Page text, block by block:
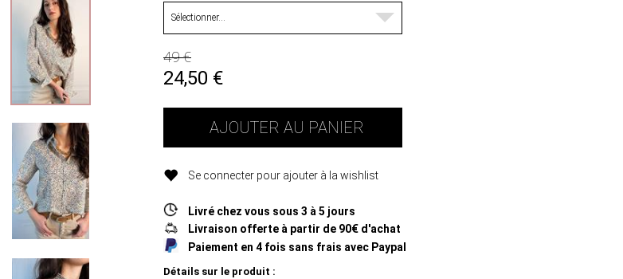
49 €
24,50 €
AJOUTER AU PANIER
Se connecter pour ajouter à la wishlist
Livré chez vous sous 3 à 5 jours
Livraison offerte à partir de 90€ d'achat
Paiement en 4 fois sans frais avec Paypal
Détails sur le produit :